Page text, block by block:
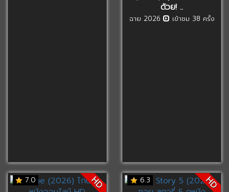
ด้วย! ..
ฉาย 2026 เข้าชม 38 ครั้ง
7.0 HD 6.3 HD